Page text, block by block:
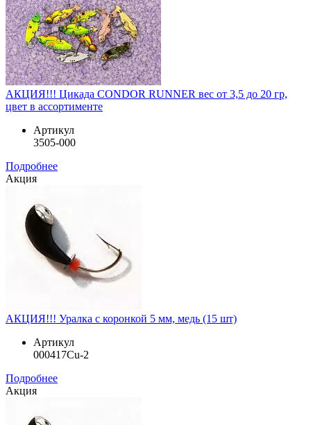
АКЦИЯ!!! Цикада CONDOR RUNNER вес от 3,5 до 20 гр,
цвет в ассортименте
Артикул
3505-000
Подробнее
Акция
АКЦИЯ!!! Уралка с коронкой 5 мм, медь (15 шт)
Артикул
000417Cu-2
Подробнее
Акция